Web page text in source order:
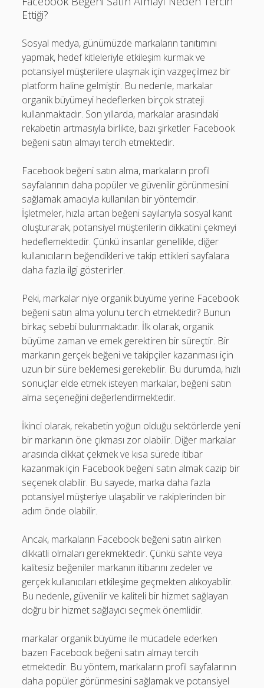
Ettiği?
Sosyal medya, günümüzde markaların tanıtımını
yapmak, hedef kitleleriyle etkileşim kurmak ve
potansiyel müşterilere ulaşmak için vazgeçilmez bir
platform haline gelmiştir. Bu nedenle, markalar
organik büyümeyi hedeflerken birçok strateji
kullanmaktadır. Son yıllarda, markalar arasındaki
rekabetin artmasıyla birlikte, bazı şirketler Facebook
beğeni satın almayı tercih etmektedir.
Facebook beğeni satın alma, markaların profil
sayfalarının daha popüler ve güvenilir görünmesini
sağlamak amacıyla kullanılan bir yöntemdir.
İşletmeler, hızla artan beğeni sayılarıyla sosyal kanıt
oluşturarak, potansiyel müşterilerin dikkatini çekmeyi
hedeflemektedir. Çünkü insanlar genellikle, diğer
kullanıcıların beğendikleri ve takip ettikleri sayfalara
daha fazla ilgi gösterirler.
Peki, markalar niye organik büyüme yerine Facebook
beğeni satın alma yolunu tercih etmektedir? Bunun
birkaç sebebi bulunmaktadır. İlk olarak, organik
büyüme zaman ve emek gerektiren bir süreçtir. Bir
markanın gerçek beğeni ve takipçiler kazanması için
uzun bir süre beklemesi gerekebilir. Bu durumda, hızlı
sonuçlar elde etmek isteyen markalar, beğeni satın
alma seçeneğini değerlendirmektedir.
İkinci olarak, rekabetin yoğun olduğu sektörlerde yeni
bir markanın öne çıkması zor olabilir. Diğer markalar
arasında dikkat çekmek ve kısa sürede itibar
kazanmak için Facebook beğeni satın almak cazip bir
seçenek olabilir. Bu sayede, marka daha fazla
potansiyel müşteriye ulaşabilir ve rakiplerinden bir
adım önde olabilir.
Ancak, markaların Facebook beğeni satın alırken
dikkatli olmaları gerekmektedir. Çünkü sahte veya
kalitesiz beğeniler markanın itibarını zedeler ve
gerçek kullanıcıları etkileşime geçmekten alıkoyabilir.
Bu nedenle, güvenilir ve kaliteli bir hizmet sağlayan
doğru bir hizmet sağlayıcı seçmek önemlidir.
markalar organik büyüme ile mücadele ederken
bazen Facebook beğeni satın almayı tercih
etmektedir. Bu yöntem, markaların profil sayfalarının
daha popüler görünmesini sağlamak ve potansiyel